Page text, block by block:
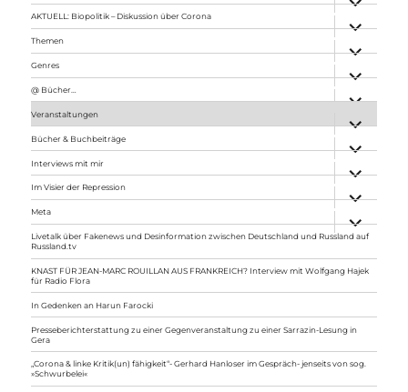
anzeigen
AKTUELL: Biopolitik – Diskussion über Corona
anzeigen
Themen
anzeigen
Genres
anzeigen
@ Bücher…
Veranstaltungen
anzeigen
Bücher & Buchbeiträge
anzeigen
Interviews mit mir
anzeigen
Im Visier der Repression
anzeigen
Meta
anzeigen
Livetalk über Fakenews und Desinformation zwischen Deutschland und Russland auf
Russland.tv
KNAST FÜR JEAN-MARC ROUILLAN AUS FRANKREICH? Interview mit Wolfgang Hajek
für Radio Flora
In Gedenken an Harun Farocki
Presseberichterstattung zu einer Gegenveranstaltung zu einer Sarrazin-Lesung in
Gera
„Corona & linke Kritik(un) fähigkeit“- Gerhard Hanloser im Gespräch- jenseits von sog.
»Schwurbelei«